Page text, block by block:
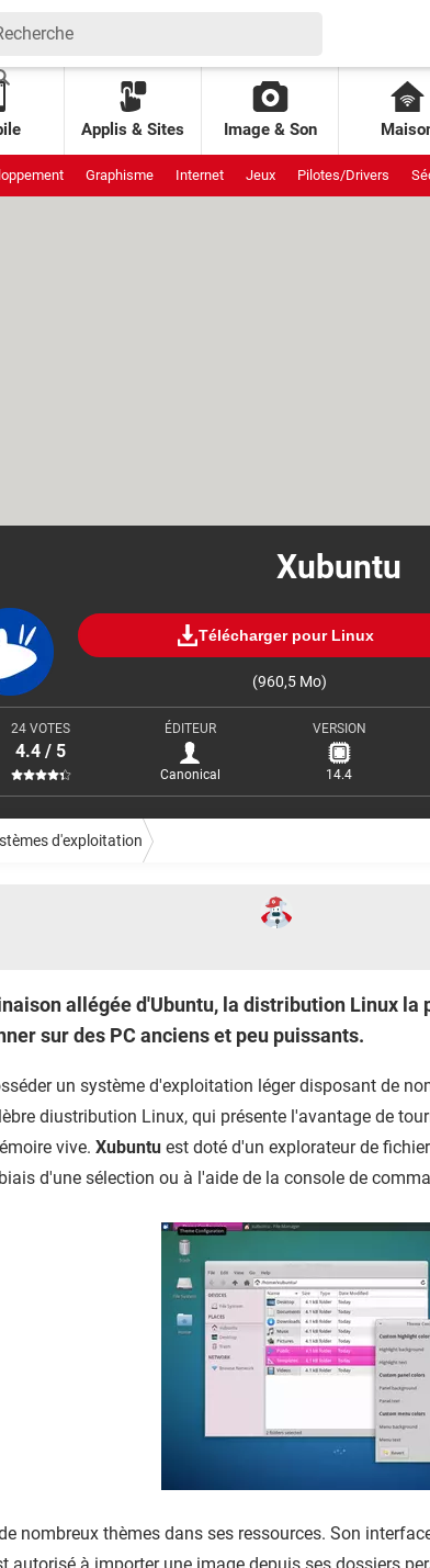
Applis & Sites Image & Son
Graphisme Internet Jeux Pilotes/Drivers
Xubuntu
Télécharger pour Linux
(960,5 Mo)
24 VOTES
4.4 / 5
ÉDITEUR
Canonical
VERSION
14.4
d'exploitation
allégée d'Ubuntu, la distribution Linux la
sur des PC anciens et peu puissants.
un système d'exploitation léger disposant de
diustribution Linux, qui présente l'avantage de
vive. Xubuntu est doté d'un explorateur de
d'une sélection ou à l'aide de la console de
nombreux thèmes dans ses ressources. Son